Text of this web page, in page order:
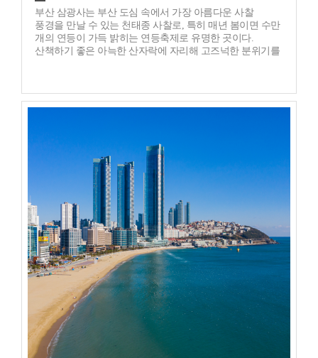
부산 삼광사는 부산 도심 속에서 가장 아름다운 사찰
풍경을 만날 수 있는 천태종 사찰로, 특히 매년 봄이면 수만
개의 연등이 가득 밝히는 연등축제로 유명한 곳이다.
산책하기 좋은 아늑한 산자락에 자리해 고즈넉한 분위기를